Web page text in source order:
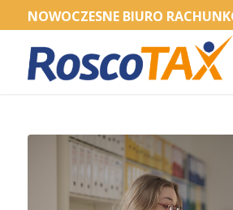
NOWOCZESNE BIURO